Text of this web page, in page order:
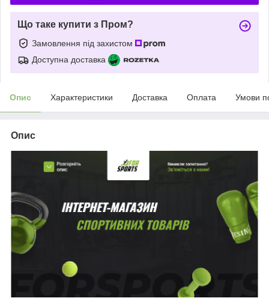
Що таке купити з Пром?
Замовлення під захистом
Доступна доставка
Опис Характеристики Доставка Оплата Умови
Опис